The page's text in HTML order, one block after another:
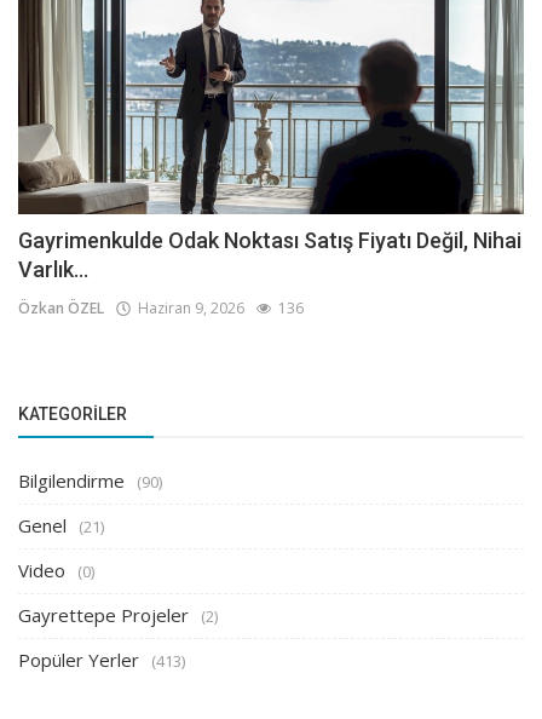
Gayrimenkulde Odak Noktası Satış Fiyatı Değil, Nihai
Varlık...
Özkan ÖZEL Haziran 9, 2026 136
KATEGORILER
Bilgilendirme (90)
Genel (21)
Video (0)
Gayrettepe Projeler (2)
Popüler Yerler (413)